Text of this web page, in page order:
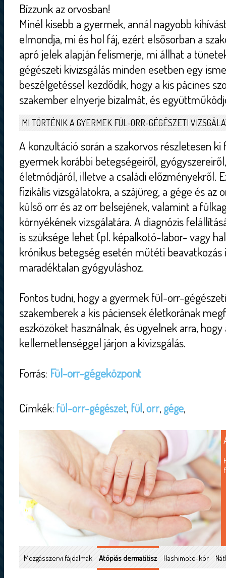
Bízzunk az orvosban!
Minél kisebb a gyermek, annál nagyobb
elmondja, mi és hol fáj, ezért elsősorban a
apró jelek alapján felismerje, mi állhat a
gégészeti kivizsgálás minden esetben egy
beszélgetéssel kezdődik, hogy a kis pácines
szakember elnyerje bizalmát, és
MI TÖRTÉNIK A GYERMEK FÜL-ORR-GÉGÉSZETI
A konzultáció során a szakorvos részletesen
gyermek korábbi betegségeiről,
életmódjáról, illetve a családi előzményekről.
fizikális vizsgálatokra, a szájüreg, a gége és az
külső orr és az orr belsejének, valamint a
környékének vizsgálatára. A diagnózis
is szüksége lehet (pl. képalkotó-labor- vagy
krónikus betegség esetén műtéti beavatkozás
maradéktalan gyógyuláshoz.
Fontos tudni, hogy a gyermek fül-orr-
szakemberek a kis páciensek életkorának
eszközöket használnak, és ügyelnek arra,
kellemetlenséggel járjon a kivizsgálás.
Forrás: Fül-orr-gégeközpont
Címkék: fül-orr-gégészet, fül,orr, gége,
Mozgásszervi fájdalmak Atópiás dermatitisz Hashimoto-kór